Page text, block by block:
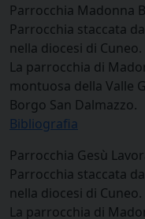
Parrocchia Madonna
Parrocchia staccata
nella diocesi di Cuneo.
La parrocchia di
montuosa della Valle
Borgo San Dalmazzo.
Bibliografia
Parrocchia Gesù
Parrocchia staccata
nella diocesi di Cuneo.
La parrocchia di